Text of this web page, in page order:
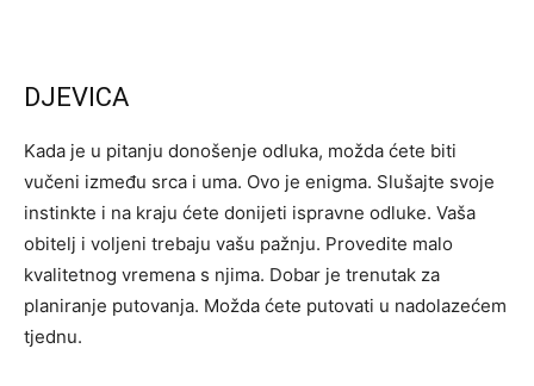
DJEVICA
Kada je u pitanju donošenje odluka, možda ćete biti
vučeni između srca i uma. Ovo je enigma. Slušajte svoje
instinkte i na kraju ćete donijeti ispravne odluke. Vaša
obitelj i voljeni trebaju vašu pažnju. Provedite malo
kvalitetnog vremena s njima. Dobar je trenutak za
planiranje putovanja. Možda ćete putovati u nadolazećem
tjednu.